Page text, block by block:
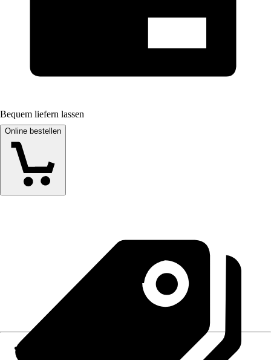
Bequem liefern lassen
Online bestellen